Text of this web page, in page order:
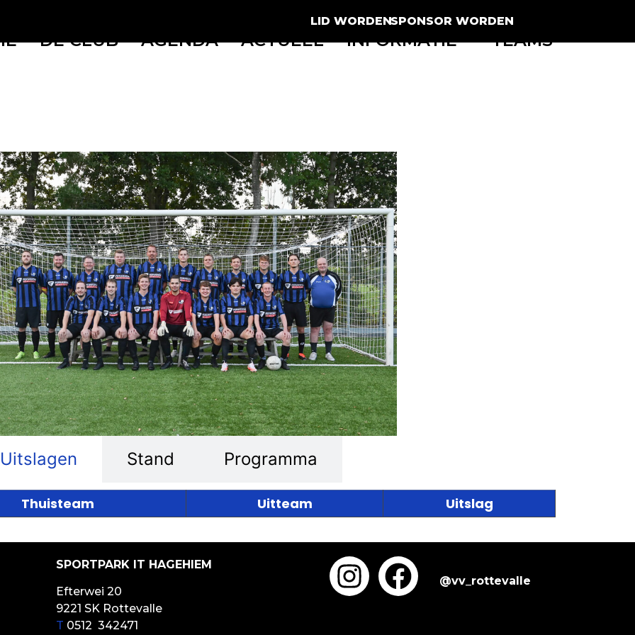
LID WORDENSPONSOR WORDEN
DE CLUB AGENDA ACTUEEL INFORMATIE TEAMS
Uitslagen Stand Programma
Thuisteam Uitteam Uitslag
SPORTPARK IT HAGEHIEM
Efterwei 20
9221 SK Rottevalle
T 0512 342471
@vv_rottevalle